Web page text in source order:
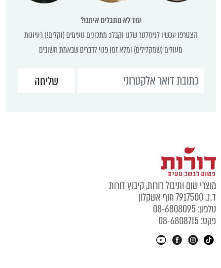
עוד לא מתבלים איתנו?
הצטרפו עכשיו לניוזלטר שלנו וקבלו: מתכונים טעימים (וקלים!) רעיונות
מעולים (שמקלילים) ומלא זמן פנוי לדברים שבאמת חשובים
מוצרי שום ותיבול דורות, קיבוץ דורות
ד.נ. 7917500 חוף אשקלון
טלפון: 08-6808095
פקס: 08-6808715